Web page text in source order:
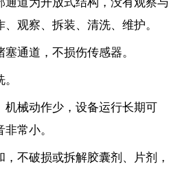
观察、拆装、清洗、维护。
通道，不损伤传感器。
机械动作少，设备运行长期可
常小。
不破损或拆解胶囊剂、片剂，